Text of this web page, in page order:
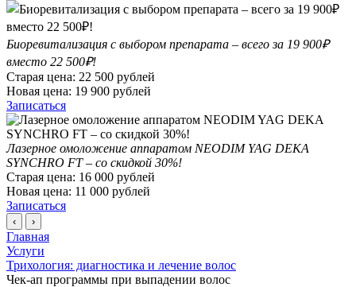
Биоревитализация с выбором препарата – всего за 19 900₽
вместо 22 500₽!
Старая цена: 22 500 рублей
Новая цена: 19 900 рублей
Записаться
Лазерное омоложение аппаратом NEODIM YAG DEKA
SYNCHRO FT – со скидкой 30%!
Старая цена: 16 000 рублей
Новая цена: 11 000 рублей
Записаться
‹ ›
Главная
Услуги
Трихология: диагностика и лечение волос
Чек-ап программы при выпадении волос